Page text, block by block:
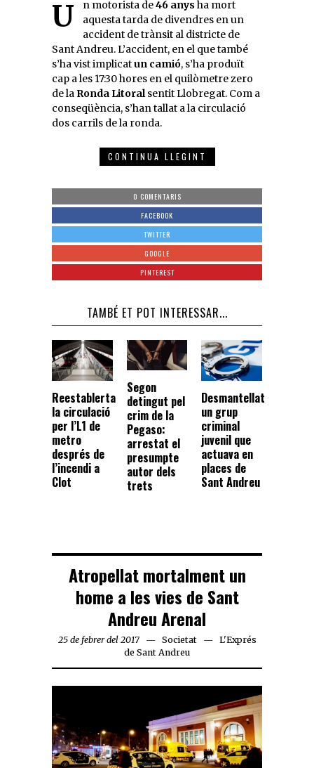
Un motorista de46 anys ha mort
aquesta tarda de divendres en un
accident de trànsit al districte de
Sant Andreu. L’accident, en el que també
s’ha vist implicatun camió, s’ha produït
cap a les 17:30 hores en el quilòmetre zero
de la Ronda Litoralsentit Llobregat. Com a
conseqüència, s’han tallat a la circulació
dos carrils de la ronda.
CONTINUA LLEGINT
0 COMENTARIS
FACEBOOK
TWITTER
GOOGLE
PINTEREST
TAMBÉ ET POT INTERESSAR...
Reestablerta
la circulació
per l’L1 de
metro
després de
l’incendi a
Clot
Segon
detingut pel
crim de la
Pegaso:
arrestat el
presumpte
autor dels
trets
Desmantellat
un grup
criminal
juvenil que
actuava en
places de
Sant Andreu
Atropellat mortalment un
home a les vies de Sant
Andreu Arenal
25 de febrer del 2017 Societat
L'Exprés
de Sant Andreu